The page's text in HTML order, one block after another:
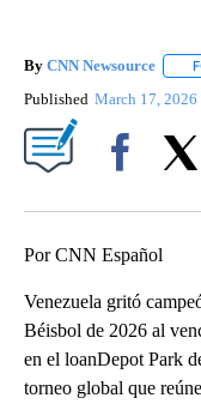
By CNN Newsource
Published March 17, 2026
Por CNN Español
Venezuela gritó
Béisbol de 2026 al
en el loanDepot Park
torneo global que